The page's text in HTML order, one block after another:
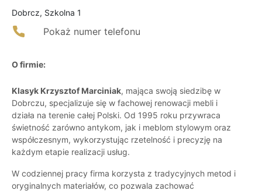
Dobrcz, Szkolna 1
Pokaż numer telefonu
O firmie:
Klasyk Krzysztof Marciniak, mająca swoją siedzibę w
Dobrczu, specjalizuje się w fachowej renowacji mebli i
działa na terenie całej Polski. Od 1995 roku przywraca
świetność zarówno antykom, jak i meblom stylowym oraz
współczesnym, wykorzystując rzetelność i precyzję na
każdym etapie realizacji usług.
W codziennej pracy firma korzysta z tradycyjnych metod i
oryginalnych materiałów, co pozwala zachować